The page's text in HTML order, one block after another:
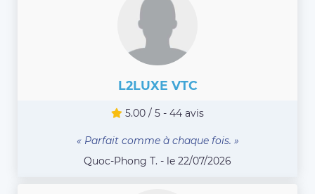
L2LUXE VTC
5.00 / 5 - 44 avis
« Parfait comme à chaque fois. »
Quoc-Phong T. - le 22/07/2026